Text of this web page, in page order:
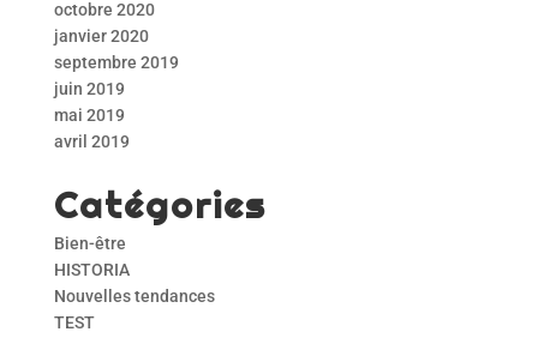
octobre 2020
janvier 2020
septembre 2019
juin 2019
mai 2019
avril 2019
Catégories
Bien-être
HISTORIA
Nouvelles tendances
TEST